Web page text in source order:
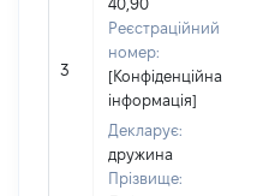
3
40,90
Реєстраційний
номер:
[Конфіденційна
інформація]
Декларує:
дружина
Прізвище: